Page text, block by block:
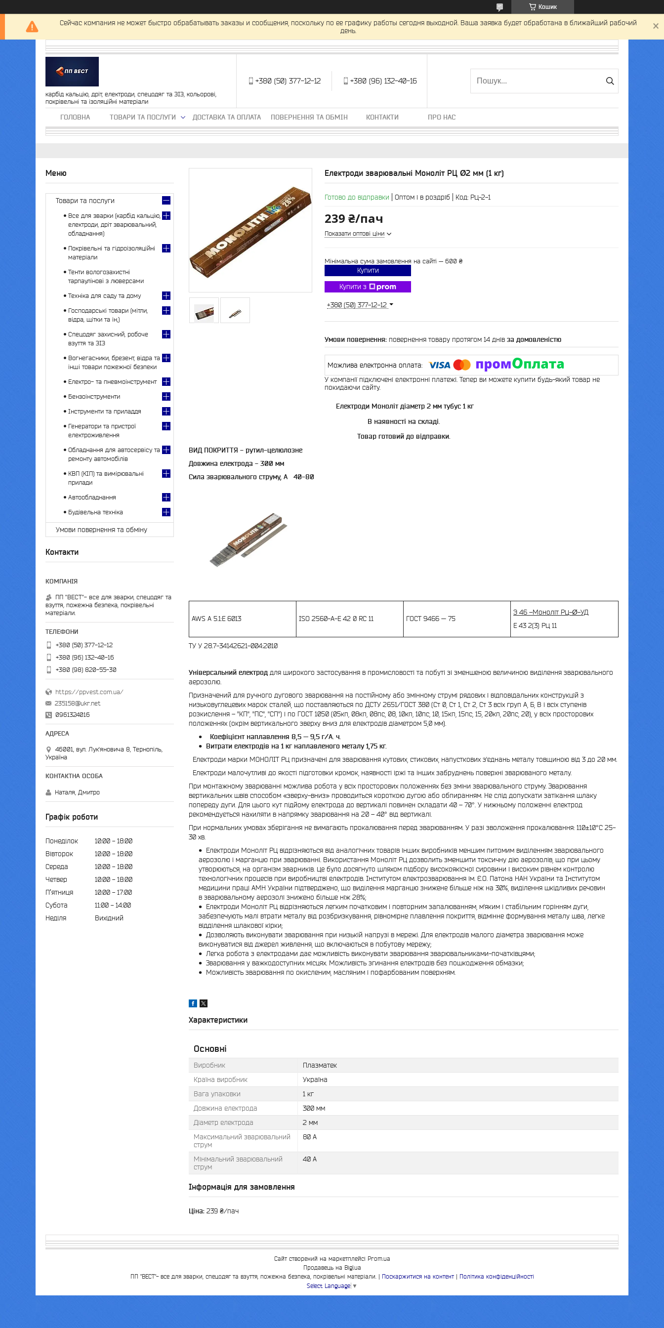
Кошик
Сейчас компания не может быстро обрабатывать заказы и сообщения, поскольку по ее графику работы сегодня выходной. Ваша заявка будет обработана в ближайший рабочий
день.
карбід кальцію, дріт, електроди, спецодяг та ЗІЗ, кольорові,
покрівельні та ізоляційні матеріали
+380 (50) 377-12-12 +380 (96) 132-40-16
ГОЛОВНА ТОВАРИ ТА ПОСЛУГИ ДОСТАВКА ТА ОПЛАТА ПОВЕРНЕННЯ ТА ОБМІН КОНТАКТИ ПРО НАС
Електроди зварювальні Моноліт РЦ Ø2 мм (1 кг)
Готово до відправки Оптом і в роздріб Код: РЦ-2-1
239 ₴/пач
Показати оптові ціни
Мінімальна сума замовлення на сайті — 600 ₴
Купити
Купити з
+380 (50) 377-12-12
повернення товару протягом 14 днів за домовленістю
У компанії підключені електронні платежі. Тепер ви можете купити будь-який товар не
покидаючи сайту.
Електроди Моноліт діаметр 2 мм тубус 1 кг
В наявності на складі.
Товар готовий до відправки.
ВИД ПОКРИТТЯ - рутил-целюлозне
Довжина електрода - 300 мм
Сила зварювального струму, А 40-80
AWS A 5.1:E 6013 ISO 2560-A-E 42 0 RC 11 ГОСТ 9466 — 75
Э 46 –Монолiт РЦ-Ø-УД
Е 43 2(3) РЦ 11
ТУ У 28.7-34142621-004:2010
Універсальний електрод для широкого застосування в промисловості та побуті зі зменшеною величиною виділення зварювального
аерозолю.
Призначений для ручного дугового зварювання на постійному або змінному струмі рядових і відповідальних конструкцій з
низьковуглецевих марок сталей, що поставляються по ДСТУ 2651/ГОСТ 380 (Ст 0, Ст 1, Ст 2, Ст 3 всіх груп А, Б, В і всіх ступенів
розкислення – "КП", "ПС", "СП") і по ГОСТ 1050 (05кп, 08кп, 08пс, 08, 10кп, 10пс, 10, 15кп, 15пс, 15, 20кп, 20пс, 20), у всіх просторових
положеннях (окрім вертикального зверху вниз для електродів діаметром 5,0 мм).
Коефіцієнт наплавлення 8,5 — 9,5 г/А. ч.
Витрати електродів на 1 кг наплавленого металу 1,75 кг.
Електроди марки МОНОЛІТ РЦ призначені для зварювання кутових, стикових, напусткових з'єднань металу товщиною від 3 до 20 мм.
Електроди малочутливі до якості підготовки кромок, наявності іржі та інших забруднень поверхні зварюваного металу.
При монтажному зварюванні можлива робота у всіх просторових положеннях без зміни зварювального струму. Зварювання
вертикальних швів способом «зверху-вниз» проводиться короткою дугою або обпиранням. Не слід допускати затікання шлаку
попереду дуги. Для цього кут підйому електрода до вертикалі повинен складати 40 – 70°. У нижньому положенні електрод
рекомендується нахиляти в напрямку зварювання на 20 – 40° від вертикалі.
При нормальних умовах зберігання не вимагають прокалювання перед зварюванням. У разі зволоження прокалювання: 110±10°С 25-
30 хв.
Електроди Моноліт РЦ відрізняються від аналогічних товарів інших виробників меншим питомим виділенням зварювального
аерозолю і марганцю при зварюванні. Використання Моноліт РЦ дозволить зменшити токсичну дію аерозолів, що при цьому
утворюються, на організм зварників. Це було досягнуто шляхом підбору високоякісної сировини і високим рівнем контролю
технологічних процесів при виробництві електродів. Інститутом електрозварювання ім. Є.О. Патона НАН України та Інститутом
медицини праці АМН України підтверджено, що виділення марганцю знижене більше ніж на 30%, виділення шкідливих речовин
в зварювальному аерозолі знижено більше ніж 28%;
Електроди Моноліт РЦ відрізняються легким початковим і повторним запалюванням, м'яким і стабільним горінням дуги,
забезпечують малі втрати металу від розбризкування, рівномірне плавлення покриття, відмінне формування металу шва, легке
відділення шлакової кірки;
Дозволяють виконувати зварювання при низькій напрузі в мережі. Для електродів малого діаметра зварювання може
виконуватися від джерел живлення, що включаються в побутову мережу;
Легка робота з електродами дає можливість виконувати зварювання зварювальниками-початківцями;
Зварювання у важкодоступних місцях. Можливість згинання електродів без пошкодження обмазки;
Можливість зварювання по окисленим, масляним і пофарбованим поверхням.
Характеристики
Основні
Виробник
Плазматек
Країна виробник
Україна
Вага упаковки
1 кг
Довжина електрода
300 мм
Діаметр електрода
2 мм
Максимальний зварювальний
струм
80 А
Мінімальний зварювальний
струм
40 А
Інформація для замовлення
Ціна: 239 ₴/пач
Товари та послуги
Все для зварки (карбід кальцію,
електроди, дріт зварювальний,
обладнання)
Покрівельні та гідроізоляційні
матеріали
Тенти вологозахистні
тарпаулінові з люверсами
Техніка для саду та дому
Господарські товари (мітли,
відра, щітки та ін,)
Спецодяг захисний, робоче
взуття та ЗІЗ
Вогнегасники, брезент, відра та
інші товари пожежної безпеки
Електро- та пневмоінструмент
Бензоінструменти
Інструменти та приладдя
Генератори та пристрої
електроживлення
Обладнання для автосервісу та
ремонту автомобілів
КВП (КІП) та вимірювальні
прилади
Автообладнання
Будівельна техніка
Умови повернення та обміну
Контакти
ПП "ВЕСТ"- все для зварки, спецодяг та
взуття, пожежна безпека, покрівельні
матеріали.
+380 (50) 377-12-12
+380 (96) 132-40-16
+380 (98) 820-55-30
https://ppvest.com.ua/
235158@ukr.net
0961324016
46001, вул. Лук'яновича 8, Тернопіль,
Україна
Наталя, Дмитро
Графік роботи
Понеділок 10:00
18:00
Вівторок
10:00
18:00
Середа
10:00
18:00
Четвер
10:00
18:00
Пʼятниця
10:00
17:00
Субота
11:00
14:00
Неділя
Вихідний
Сайт створений на маркетплейсі Prom.ua
Продавець на Bigl.ua
Поскаржитися на контент
Політика конфіденційності
Select Language ▼